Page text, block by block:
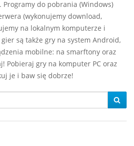
Programy do pobrania (Windows)
(wykonujemy download,
na lokalnym komputerze i
są także gry na system Android,
mobilne: na smarftony oraz
Pobieraj gry na komputer PC oraz
je i baw się dobrze!